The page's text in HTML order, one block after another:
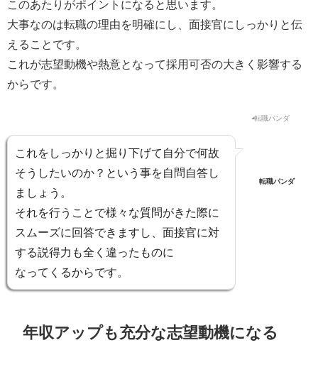
このあたりがポイントになると思います。
大事なのは転職の理由を明確にし、面接官にしっかりと伝
えること です。
これが志望動機や熱意となって採用可否の大きく影響する
からです。
これを しっかりと掘り下げて自分で何故
そうしたいのか？ という事を自問自答し
ましょう。
それを行うことで様々な質問がきた際に
スムーズに回答できますし、 面接官に対
する説得力も全く違ったものに
なってくるからです。
転職パンダ
年収アップも充分な志望動機になる